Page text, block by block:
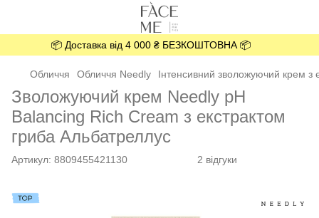
📦 Доставка від 4 000 ₴ БЕЗКОШТОВНА 📦
Обличчя Обличчя Needly Інтенсивний зволожуючий крем
Зволожуючий крем Needly pH
Balancing Rich Cream з екстрактом
гриба Альбатреллус
Артикул: 8809455421130 2 відгуки